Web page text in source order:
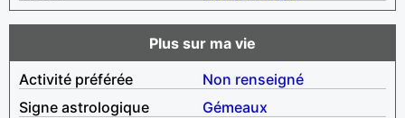
Plus sur ma vie
Activité préférée
Non renseigné
Signe astrologique
Gémeaux